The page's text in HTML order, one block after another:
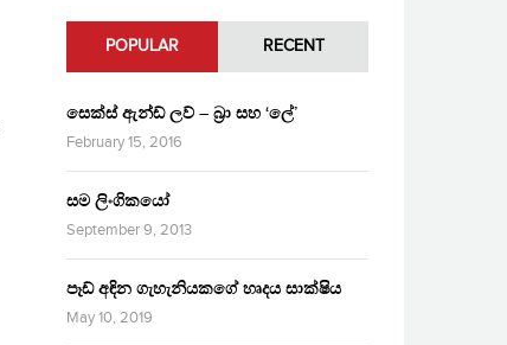
POPULAR RECENT
සෙක්ස් ඇන්ඩ් ලව් – බ්‍රා සහ ‘ලේ’
February 15, 2016
සම ලිංගිකයෝ
September 9, 2013
පෑඩ් අඳින ගැහැනියකගේ හෘදය සාක්ෂිය
May 10, 2019